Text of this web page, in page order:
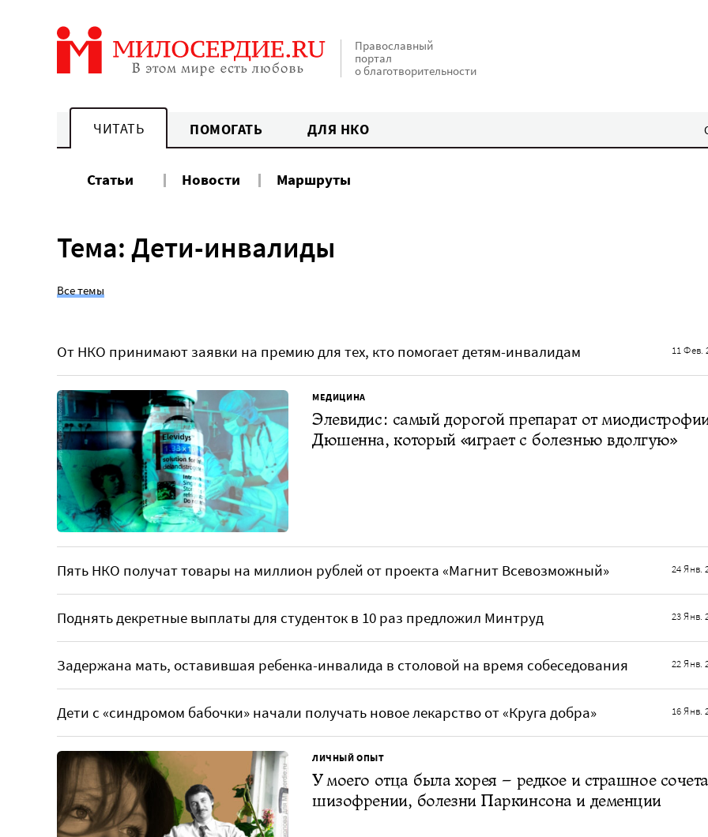
Православный
портал
о благотворительности
ЧИТАТЬ ПОМОГАТЬ ДЛЯ НКО
Статьи Новости Маршруты
Тема: Дети-инвалиды
Все темы
От НКО принимают заявки на премию для тех, кто помогает детям-инвалидам 11 Фев.
МЕДИЦИНА
Элевидис: самый дорогой препарат от
Дюшенна, который «играет с болезнью вдолгую»
Пять НКО получат товары на миллион рублей от проекта «Магнит Всевозможный» 24 Янв.
Поднять декретные выплаты для студенток в 10 раз предложил Минтруд 23 Янв.
Задержана мать, оставившая ребенка-инвалида в столовой на время собеседования 22 Янв.
Дети с «синдромом бабочки» начали получать новое лекарство от «Круга добра» 16 Янв.
ЛИЧНЫЙ ОПЫТ
У моего отца была хорея – редкое и страшное
шизофрении, болезни Паркинсона и деменции